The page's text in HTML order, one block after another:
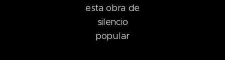
esta obra de
silencio
popular